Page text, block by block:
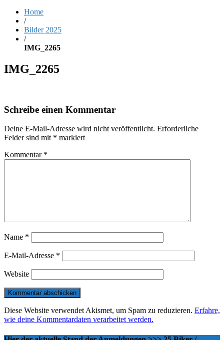
Home
/
Bilder 2025
/
IMG_2265
IMG_2265
Schreibe einen Kommentar
Deine E-Mail-Adresse wird nicht veröffentlicht. Erforderliche
Felder sind mit * markiert
Kommentar *
Name *
E-Mail-Adresse *
Website
Diese Website verwendet Akismet, um Spam zu reduzieren. Erfahre,
wie deine Kommentardaten verarbeitet werden.